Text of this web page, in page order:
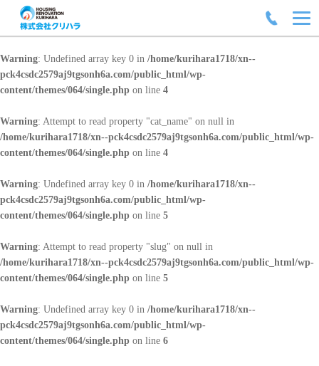
Warning: Undefined array key 0 in /home/kurihara1718/xn--
pck4csdc2579aj9tgsonh6a.com/public_html/wp-
content/themes/064/single.php on line 4
Warning: Attempt to read property "cat_name" on null in
/home/kurihara1718/xn--pck4csdc2579aj9tgsonh6a.com/public_html/wp-
content/themes/064/single.php on line 4
Warning: Undefined array key 0 in /home/kurihara1718/xn--
pck4csdc2579aj9tgsonh6a.com/public_html/wp-
content/themes/064/single.php on line 5
Warning: Attempt to read property "slug" on null in
/home/kurihara1718/xn--pck4csdc2579aj9tgsonh6a.com/public_html/wp-
content/themes/064/single.php on line 5
Warning: Undefined array key 0 in /home/kurihara1718/xn--
pck4csdc2579aj9tgsonh6a.com/public_html/wp-
content/themes/064/single.php on line 6